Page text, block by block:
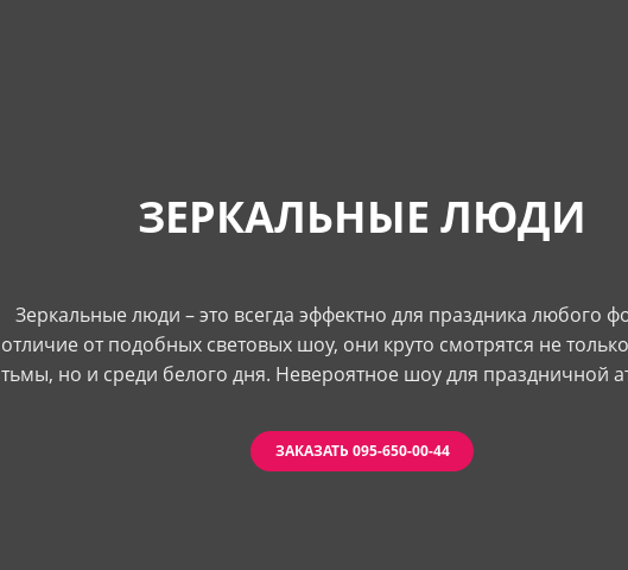
ЗЕРКАЛЬНЫЕ ЛЮДИ
Зеркальные люди – это всегда эффектно для праздника любого
отличие от подобных световых шоу, они круто смотрятся не
тьмы, но и среди белого дня. Невероятное шоу для праздничной
ЗАКАЗАТЬ 095-650-00-44